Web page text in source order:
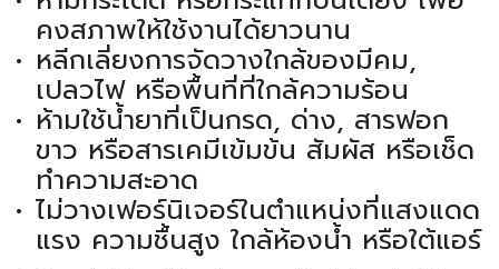
คงสภาพให้ใช้งานได้ยาวนาน
หลีกเลี่ยงการจัดวางใกล้ของมีคม,
เปลวไฟ หรือพื้นที่ที่ใกล้ความร้อน
ห้ามใช้น้ำยาที่เป็นกรด, ด่าง, สารฟอก
ขาว หรือสารเคมีเข้มข้น สัมผัส หรือเช็ด
ทำความสะอาด
ไม่วางเฟอร์นิเจอร์ในตำแหน่งที่แสงแดด
แรง ความชื้นสูง ใกล้ห้องน้ำ หรือใต้แอร์